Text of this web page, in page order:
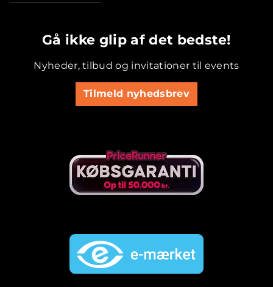
Gå ikke glip af det bedste!
Nyheder, tilbud og invitationer til events
Tilmeld nyhedsbrev